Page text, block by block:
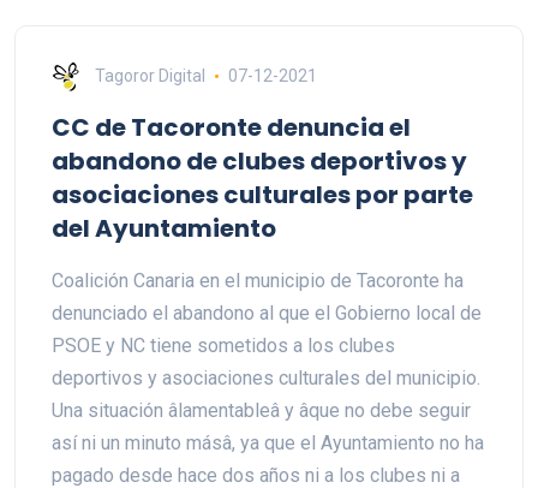
Tagoror Digital 07-12-2021
CC de Tacoronte denuncia el
abandono de clubes deportivos y
asociaciones culturales por parte
del Ayuntamiento
Coalición Canaria en el municipio de Tacoronte ha
denunciado el abandono al que el Gobierno local de
PSOE y NC tiene sometidos a los clubes
deportivos y asociaciones culturales del municipio.
Una situación âlamentableâ y âque no debe seguir
así ni un minuto másâ, ya que el Ayuntamiento no ha
pagado desde hace dos años ni a los clubes ni a